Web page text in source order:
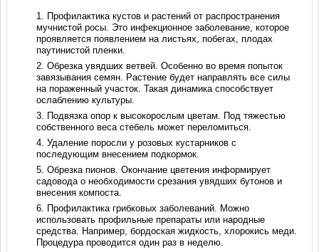
Профилактика кустов и растений от распространения
мучнистой росы. Это инфекционное заболевание, которое
проявляется появлением на листьях, побегах, плодах
паутинистой пленки.
Обрезка увядших ветвей. Особенно во время попыток
завязывания семян. Растение будет направлять все силы
на пораженный участок. Такая динамика способствует
ослаблению культуры.
Подвязка опор к высокорослым цветам. Под тяжестью
собственного веса стебель может переломиться.
Удаление поросли у розовых кустарников с
последующим внесением подкормок.
Обрезка пионов. Окончание цветения информирует
садовода о необходимости срезания увядших бутонов и
внесения компоста.
Профилактика грибковых заболеваний. Можно
использовать профильные препараты или народные
средства. Например, бордоская жидкость, хлорокись меди.
Процедура проводится один раз в неделю.